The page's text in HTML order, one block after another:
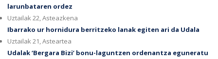
larunbataren ordez
Uztailak 22, Asteazkena
Ibarrako ur hornidura berritzeko lanak egiten ari da Udala
Uztailak 21, Asteartea
Udalak ‘Bergara Bizi’ bonu-laguntzen ordenantza eguneratu